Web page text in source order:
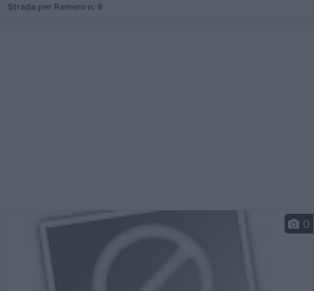
Strada per Ramero n. 8
0